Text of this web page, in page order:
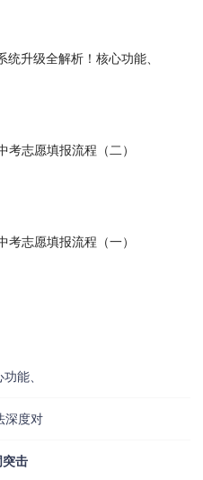
统升级全解析！核心功能、
考志愿填报流程（二）
考志愿填报流程（一）
能、
深度对
击